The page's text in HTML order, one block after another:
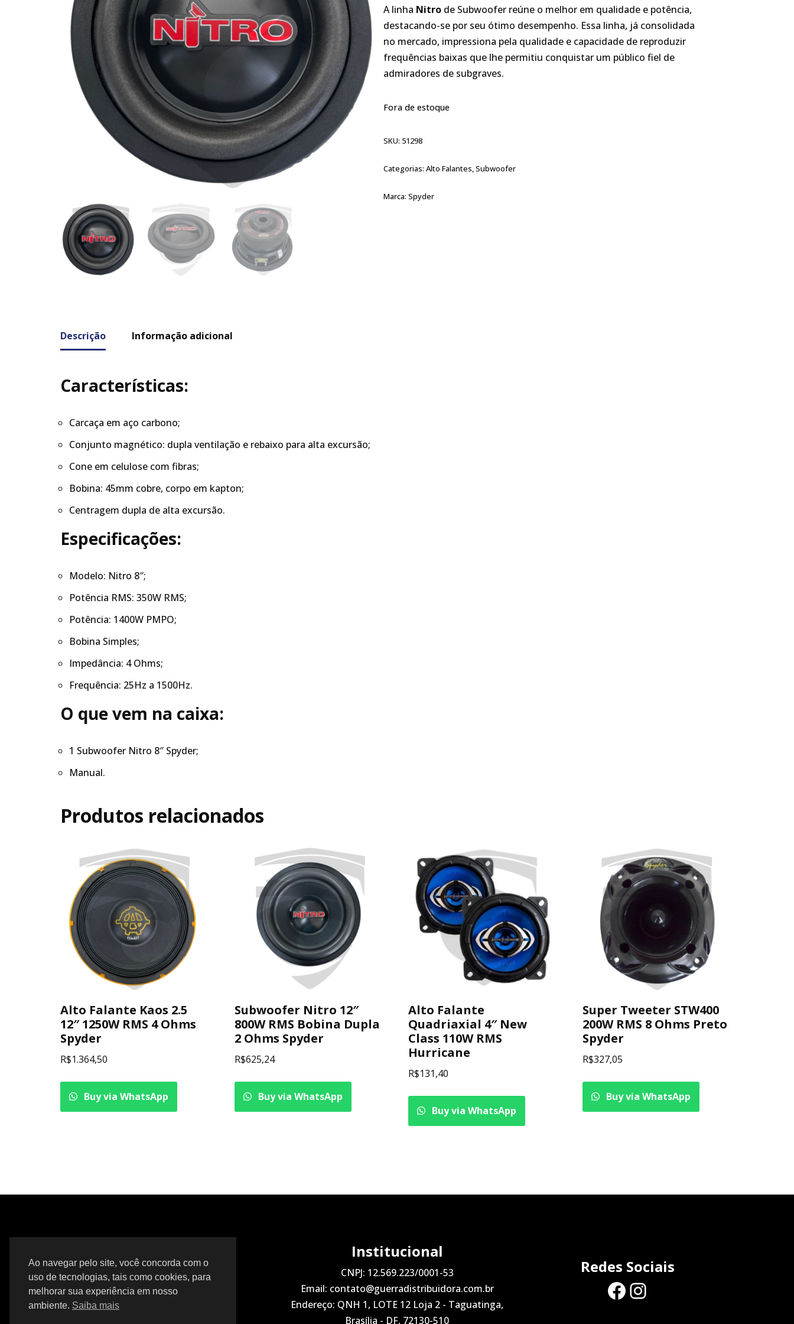
A linha Nitro de Subwoofer reúne o melhor em qualidade e potência,
destacando-se por seu ótimo desempenho. Essa linha, já consolidada
no mercado, impressiona pela qualidade e capacidade de reproduzir
frequências baixas que lhe permitiu conquistar um público fiel de
admiradores de subgraves.
Fora de estoque
SKU: 51298
Categorias:Alto Falantes,Subwoofer
Marca:Spyder
Descrição Informação adicional
Características:
Carcaça em aço carbono;
Conjunto magnético: dupla ventilação e rebaixo para alta excursão;
Cone em celulose com fibras;
Bobina: 45mm cobre, corpo em kapton;
Centragem dupla de alta excursão.
Especificações:
Modelo: Nitro 8″;
Potência RMS: 350W RMS;
Potência: 1400W PMPO;
Bobina Simples;
Impedância: 4 Ohms;
Frequência: 25Hz a 1500Hz.
O que vem na caixa:
1 Subwoofer Nitro 8″ Spyder;
Manual.
Produtos relacionados
Alto Falante Kaos 2.5
12″ 1250W RMS 4 Ohms
Spyder
R$1.364,50
Buy via WhatsApp
Subwoofer Nitro 12″
800W RMS Bobina Dupla
2 Ohms Spyder
R$625,24
Buy via WhatsApp
Alto Falante
Quadriaxial 4″ New
Class 110W RMS
Hurricane
R$131,40
Buy via WhatsApp
Super Tweeter STW400
200W RMS 8 Ohms Preto
Spyder
R$327,05
Buy via WhatsApp
Institucional
CNPJ: 12.569.223/0001-53
Email: contato@guerradistribuidora.com.br
Endereço: QNH 1, LOTE 12 Loja 2 - Taguatinga,
Brasília - DF, 72130-510
Redes Sociais
Ao navegar pelo site, você concorda com o
uso de tecnologias, tais como cookies, para
melhorar sua experiência em nosso
ambiente. Saiba mais